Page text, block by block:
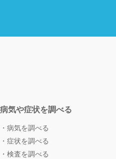
病気や症状を調べる
病気を調べる
症状を調べる
検査を調べる